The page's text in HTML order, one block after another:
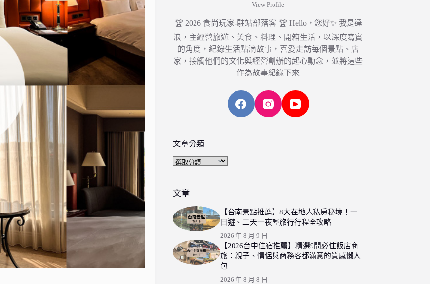
View Profile
🏆 2026 食尚玩家-駐站部落客 🏆 Hello，您好✨ 我是達
浪，主經營旅遊、美食、料理、開箱生活，以深度寫實
的角度，紀錄生活點滴故事，喜愛走訪每個景點、店
家，接觸他們的文化與經營創辦的起心動念，並將這些
作為故事紀錄下來
文章分類
文
類
文章
【台南景點推薦】8大在地人私房秘境！一
日遊、二天一夜輕旅行行程全攻略
2026 年 8 月 9 日
【2026台中住宿推薦】精選9間必住飯店商
旅：親子、情侶與商務客都滿意的質感懶人
包
2026 年 8 月 8 日